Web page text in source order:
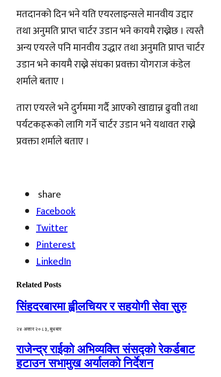
मतदानको दिन भने यति एयरलाइन्सले मानवीय उद्दार
तथा अनुमति प्राप्त चार्टर उडान भने कायमै राख्नेछ । त्यस्तै
अन्य एयरले पनि मानवीय उद्धार तथा अनुमति प्राप्त चार्टर
उडान भने कायमै राख्ने संघका प्रवक्ता योगराज कंडेल
शर्माले बताए ।
तारा एयरले भने दुर्गममा गर्दै आएको खाद्यान्न ढुवाी तथा
पर्यटकहरूको लागि गर्ने चार्टर उडान भने यथावत राख्ने
प्रवक्ता शर्माले बताए ।
share
Facebook
Twitter
Pinterest
LinkedIn
Related Posts
सिंहदरबारमा ह्वीलचियर र सहयोगी सेवा सुरु
२४ असार २०८३, बुधबार
राजेन्द्र राईको अभिव्यक्ति संसद्को रेकर्डबाट
हटाउन सभामुख अर्यालको निर्देशन